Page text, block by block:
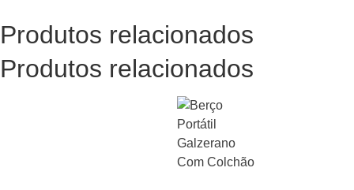
Produtos relacionados
Produtos relacionados